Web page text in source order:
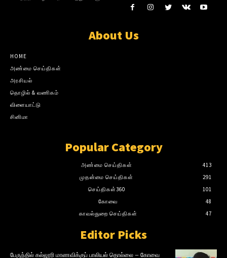
About Us
HOME
அண்மை செய்திகள்
அரசியல்
தொழில் & வணிகம்
விளையாட்டு
சினிமா
Popular Category
அண்மை செய்திகள்
413
முதன்மை செய்திகள்
291
செய்திகள்360
101
கோவை
48
காவல்துறை செய்திகள்
47
Editor Picks
பேருந்தில் கல்லூரி மாணவிக்குப் பாலியல் தொல்லை – கோவை